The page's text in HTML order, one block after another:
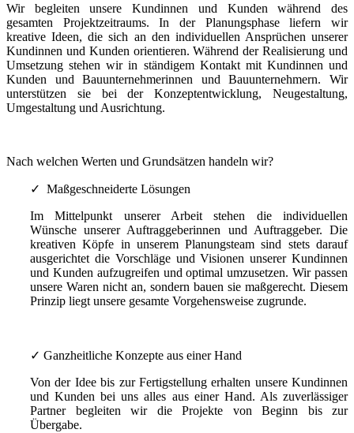
Wir begleiten unsere Kundinnen und Kunden während des
gesamten Projektzeitraums. In der Planungsphase liefern wir
kreative Ideen, die sich an den individuellen Ansprüchen unserer
Kundinnen und Kunden orientieren. Während der Realisierung und
Umsetzung stehen wir in ständigem Kontakt mit Kundinnen und
Kunden und Bauunternehmerinnen und Bauunternehmern. Wir
unterstützen sie bei der Konzeptentwicklung, Neugestaltung,
Umgestaltung und Ausrichtung.
Nach welchen Werten und Grundsätzen handeln wir?
✓ Maßgeschneiderte Lösungen
Im Mittelpunkt unserer Arbeit stehen die individuellen
Wünsche unserer Auftraggeberinnen und Auftraggeber. Die
kreativen Köpfe in unserem Planungsteam sind stets darauf
ausgerichtet die Vorschläge und Visionen unserer Kundinnen
und Kunden aufzugreifen und optimal umzusetzen. Wir passen
unsere Waren nicht an, sondern bauen sie maßgerecht. Diesem
Prinzip liegt unsere gesamte Vorgehensweise zugrunde.
✓ Ganzheitliche Konzepte aus einer Hand
Von der Idee bis zur Fertigstellung erhalten unsere Kundinnen
und Kunden bei uns alles aus einer Hand. Als zuverlässiger
Partner begleiten wir die Projekte von Beginn bis zur
Übergabe.